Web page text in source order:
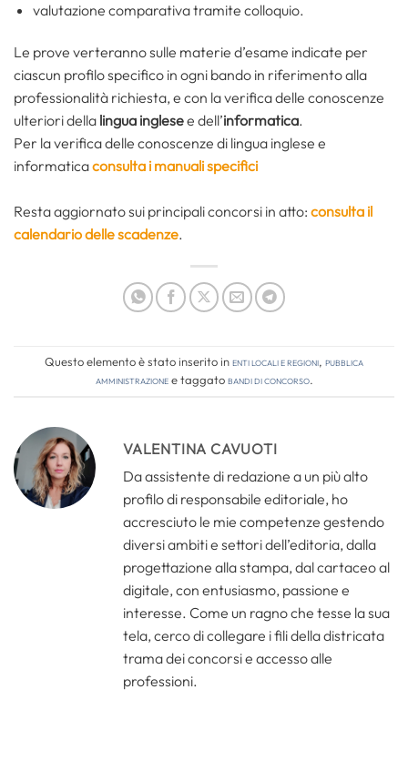
valutazione comparativa tramite colloquio.
Le prove verteranno sulle materie d’esame indicate per
ciascun profilo specifico in ogni bando in riferimento alla
professionalità richiesta, e con la verifica delle conoscenze
ulteriori della lingua inglesee dell’informatica.
Per la verifica delle conoscenze di lingua inglese e
informaticaconsulta i manuali specifici
Resta aggiornato sui principali concorsi in atto: consulta il
calendario delle scadenze.
Questo elemento è stato inserito inEnti locali e regioni, Pubblica
amministrazionee taggatobandi di concorso.
VALENTINA CAVUOTI
Da assistente di redazione a un più alto
profilo di responsabile editoriale, ho
accresciuto le mie competenze gestendo
diversi ambiti e settori dell’editoria, dalla
progettazione alla stampa, dal cartaceo al
digitale, con entusiasmo, passione e
interesse. Come un ragno che tesse la sua
tela, cerco di collegare i fili della districata
trama dei concorsi e accesso alle
professioni.